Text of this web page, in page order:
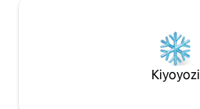
Kiyoyozi